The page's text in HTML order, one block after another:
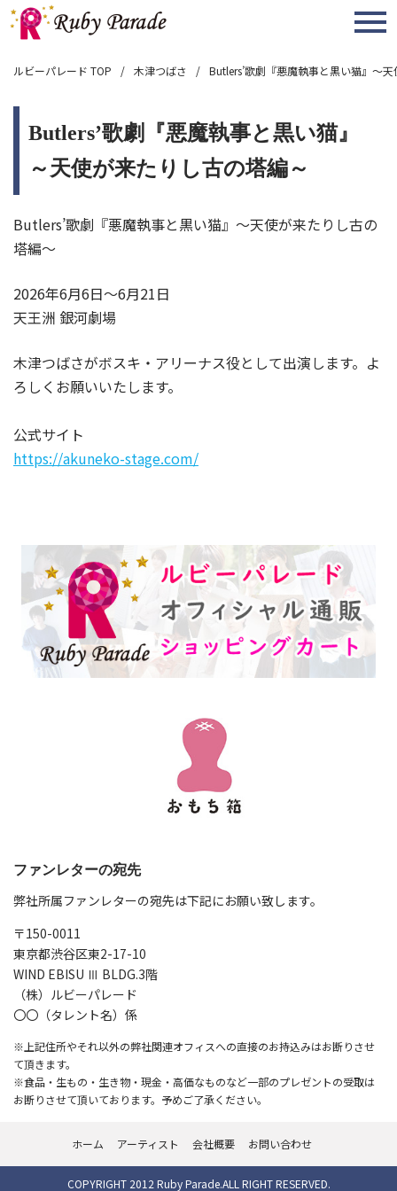
MENU
ルビーパレード TOP 木津つばさ Butlers’歌劇『悪魔執事と黒い猫』～
Butlers’歌劇『悪魔執事と黒い猫』
～天使が来たりし古の塔編～
Butlers’歌劇『悪魔執事と黒い猫』～天使が来たりし古の
塔編～
2026年6月6日～6月21日
天王洲 銀河劇場
木津つばさがボスキ・アリーナス役として出演します。よ
ろしくお願いいたします。
公式サイト
https://akuneko-stage.com/
ファンレターの宛先
弊社所属ファンレターの宛先は下記にお願い致します。
〒150-0011
東京都渋谷区東2-17-10
WIND EBISU Ⅲ BLDG.3階
（株）ルビーパレード
〇〇（タレント名）係
※上記住所やそれ以外の弊社関連オフィスへの直接のお持込みはお断りさせ
て頂きます。
※食品・生もの・生き物・現金・高価なものなど一部のプレゼントの受取は
お断りさせて頂いております。予めご了承ください。
ホーム アーティスト 会社概要 お問い合わせ
COPYRIGHT 2012 Ruby Parade.ALL RIGHT RESERVED.